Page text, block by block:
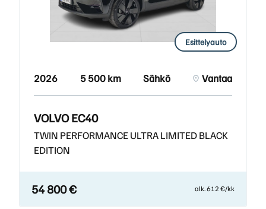
Esittelyauto
2026 5 500 km Sähkö Vantaa
VOLVO EC40
TWIN PERFORMANCE ULTRA LIMITED BLACK
EDITION
54 800 € alk. 612 €/kk